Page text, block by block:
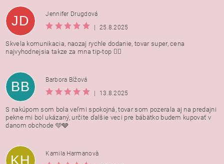
JD
Jennifer Drugdová
|
25.8.2025
Skvela komunikacia, naozaj rychle dodanie, tovar super, cena
najvyhodnejsia takze za mna tip-top 👍🏻
BB
Barbora Bížová
|
13.8.2025
S nakúpom som bola veľmi spokojná, tovar som pozerala aj na predajni
pekne mi bol ukázaný, určite ďalšie veci pre bábätko budem kupovať v
danom obchode 🩵🩶
KH
Kamila Harmanovà